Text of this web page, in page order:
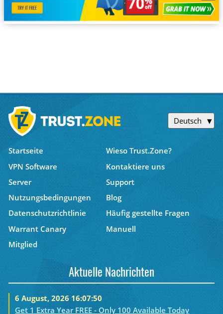
Deutsch
Startseite
Wieso Trust.Zone?
VPN Software
Kontaktiere uns
Server
Support
Nutzungsbedingungen
Blog
Datenschutzrichtlinie
Häufig gestellte Fragen
Warrant Canary
Manuell
Mitglied
Aktuelle Nachrichten
6 August, 2026 16:07:50
Get 1 Extra Year FREE - Only 100 Available Today